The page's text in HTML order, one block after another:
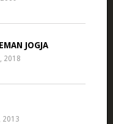
JOGJA
2018
2013